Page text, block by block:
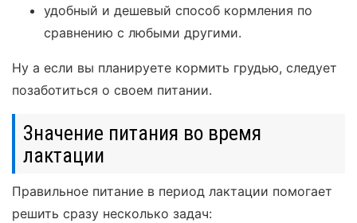
удобный и дешевый способ кормления по
сравнению с любыми другими.
Ну а если вы планируете кормить грудью, следует
позаботиться о своем питании.
Значение питания во время
лактации
Правильное питание в период лактации помогает
решить сразу несколько задач: